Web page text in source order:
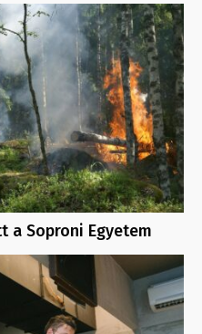
Soproni Egyetem